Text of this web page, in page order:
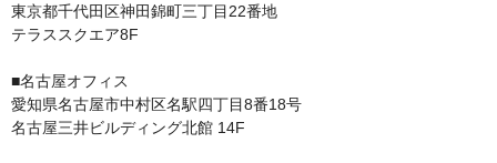
東京都千代田区神田錦町三丁目22番地
テラススクエア8F
■名古屋オフィス
愛知県名古屋市中村区名駅四丁目8番18号
名古屋三井ビルディング北館 14F